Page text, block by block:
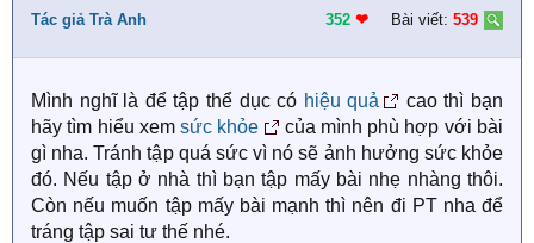
Tác giả Trà Anh 352 ❤︎ Bài viết: 539
Mình nghĩ là để tập thể dục có hiệu quả
cao thì bạn
hãy tìm hiểu xemsức khỏe
của mình phù hợp với bài
gì nha. Tránh tập quá sức vì nó sẽ ảnh hưởng sức khỏe
đó. Nếu tập ở nhà thì bạn tập mấy bài nhẹ nhàng thôi.
Còn nếu muốn tập mấy bài mạnh thì nên đi PT nha để
tráng tập sai tư thế nhé.